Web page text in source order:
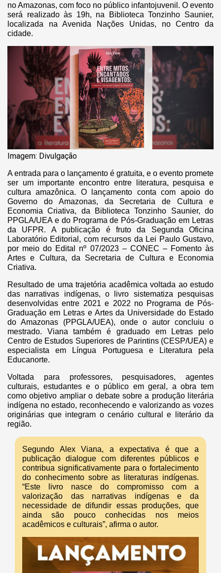
no Amazonas, com foco no público infantojuvenil. O evento
será realizado às 19h, na Biblioteca Tonzinho Saunier,
localizada na Avenida Nações Unidas, no Centro da
cidade.
Imagem: Divulgação
A entrada para o lançamento é gratuita, e o evento promete
ser um importante encontro entre literatura, pesquisa e
cultura amazônica. O lançamento conta com apoio do
Governo do Amazonas, da Secretaria de Cultura e
Economia Criativa, da Biblioteca Tonzinho Saunier, do
PPGLA/UEA e do Programa de Pós-Graduação em Letras
da UFPR. A publicação é fruto da Segunda Oficina
Laboratório Editorial, com recursos da Lei Paulo Gustavo,
por meio do Edital nº 07/2023 – CONEC – Fomento às
Artes e Cultura, da Secretaria de Cultura e Economia
Criativa.
Resultado de uma trajetória acadêmica voltada ao estudo
das narrativas indígenas, o livro sistematiza pesquisas
desenvolvidas entre 2021 e 2022 no Programa de Pós-
Graduação em Letras e Artes da Universidade do Estado
do Amazonas (PPGLA/UEA), onde o autor concluiu o
mestrado. Viana também é graduado em Letras pelo
Centro de Estudos Superiores de Parintins (CESP/UEA) e
especialista em Língua Portuguesa e Literatura pela
Educanorte.
Voltada para professores, pesquisadores, agentes
culturais, estudantes e o público em geral, a obra tem
como objetivo ampliar o debate sobre a produção literária
indígena no estado, reconhecendo e valorizando as vozes
originárias que integram o cenário cultural e literário da
região.
Segundo Alex Viana, a expectativa é que a
publicação dialogue com diferentes públicos e
contribua significativamente para o fortalecimento
do conhecimento sobre as literaturas indígenas.
“Este livro nasce do compromisso com a
valorização das narrativas indígenas e da
necessidade de difundir essas produções, que
ainda são pouco conhecidas nos meios
acadêmicos e culturais”, afirma o autor.